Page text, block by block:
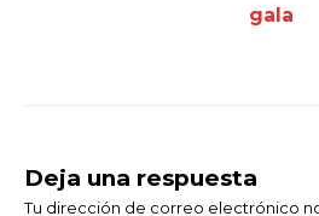
gala
Deja una respuesta
Tu dirección de correo electrónico